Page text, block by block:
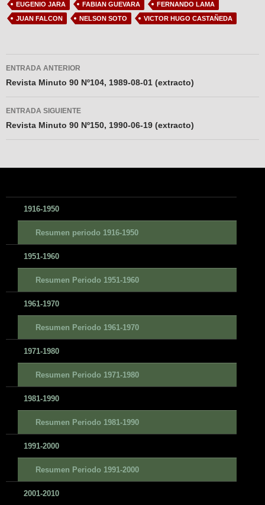
EUGENIO JARA FABIAN GUEVARA
FERNANDO LAMA
JUAN FALCON
NELSON SOTO VICTOR HUGO CASTAÑEDA
Navegador
de
entradas
ENTRADA ANTERIOR
Revista Minuto 90 Nº104, 1989-08-01 (extracto)
ENTRADA SIGUIENTE
Revista Minuto 90 Nº150, 1990-06-19 (extracto)
1916-1950
Resumen periodo 1916-1950
1951-1960
Resumen Periodo 1951-1960
1961-1970
Resumen Periodo 1961-1970
1971-1980
Resumen Periodo 1971-1980
1981-1990
Resumen Periodo 1981-1990
1991-2000
Resumen Periodo 1991-2000
2001-2010